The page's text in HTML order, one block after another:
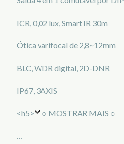
ICR, 0,02 lux, Smart IR 30m
Ótica varifocal de 2,8~12mm
BLC, WDR digital, 2D-DNR
IP67, 3AXIS
<h5> ○ MOSTRAR MAIS ○